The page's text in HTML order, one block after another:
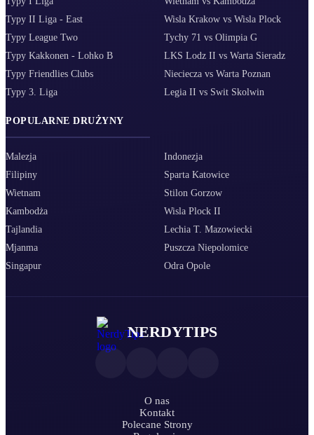
Typy II Liga - East
Typy League Two
Typy Kakkonen - Lohko B
Typy Friendlies Clubs
Typy 3. Liga
Wisla Krakow vs Wisla Plock
Tychy 71 vs Olimpia G
LKS Lodz II vs Warta Sieradz
Nieciecza vs Warta Poznan
Legia II vs Swit Skolwin
POPULARNE DRUŻYNY
Malezja
Filipiny
Wietnam
Kambodża
Tajlandia
Mjanma
Singapur
Indonezja
Sparta Katowice
Stilon Gorzow
Wisla Plock II
Lechia T. Mazowiecki
Puszcza Niepolomice
Odra Opole
NERDYTIPS
O nas
Kontakt
Polecane Strony